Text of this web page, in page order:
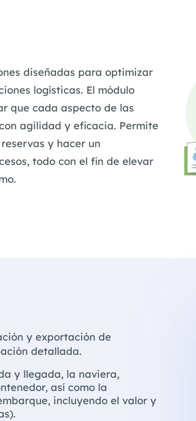
diseñadas para optimizar
logísticas. El módulo
que cada aspecto de las
agilidad y eficacia. Permite
y hacer un
todo con el fin de elevar
y exportación de
detallada.
y llegada, la naviera,
así como la
incluyendo el valor y